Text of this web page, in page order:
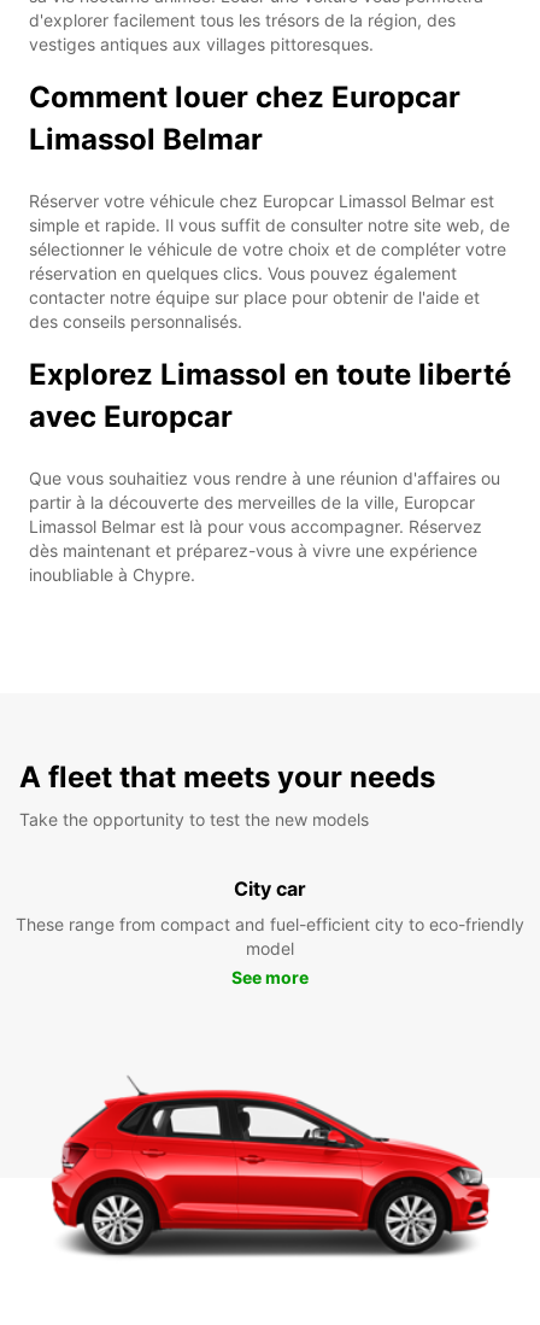
d'explorer facilement tous les trésors de la région, des
vestiges antiques aux villages pittoresques.
Comment louer chez Europcar
Limassol Belmar
Réserver votre véhicule chez Europcar Limassol Belmar est
simple et rapide. Il vous suffit de consulter notre site web, de
sélectionner le véhicule de votre choix et de compléter votre
réservation en quelques clics. Vous pouvez également
contacter notre équipe sur place pour obtenir de l'aide et
des conseils personnalisés.
Explorez Limassol en toute liberté
avec Europcar
Que vous souhaitiez vous rendre à une réunion d'affaires ou
partir à la découverte des merveilles de la ville, Europcar
Limassol Belmar est là pour vous accompagner. Réservez
dès maintenant et préparez-vous à vivre une expérience
inoubliable à Chypre.
A fleet that meets your needs
Take the opportunity to test the new models
City car
These range from compact and fuel-efficient city to eco-friendly
model
See more